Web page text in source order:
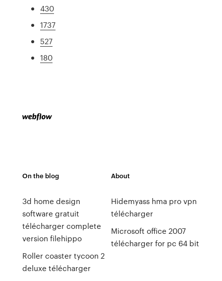
430
1737
527
180
On the blog
3d home design
software gratuit
télécharger complete
version filehippo
Roller coaster tycoon 2
deluxe télécharger
About
Hidemyass hma pro vpn
télécharger
Microsoft office 2007
télécharger for pc 64 bit